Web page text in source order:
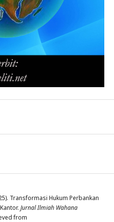
Transformasi Hukum Perbankan
Jurnal Ilmiah Wahana
from